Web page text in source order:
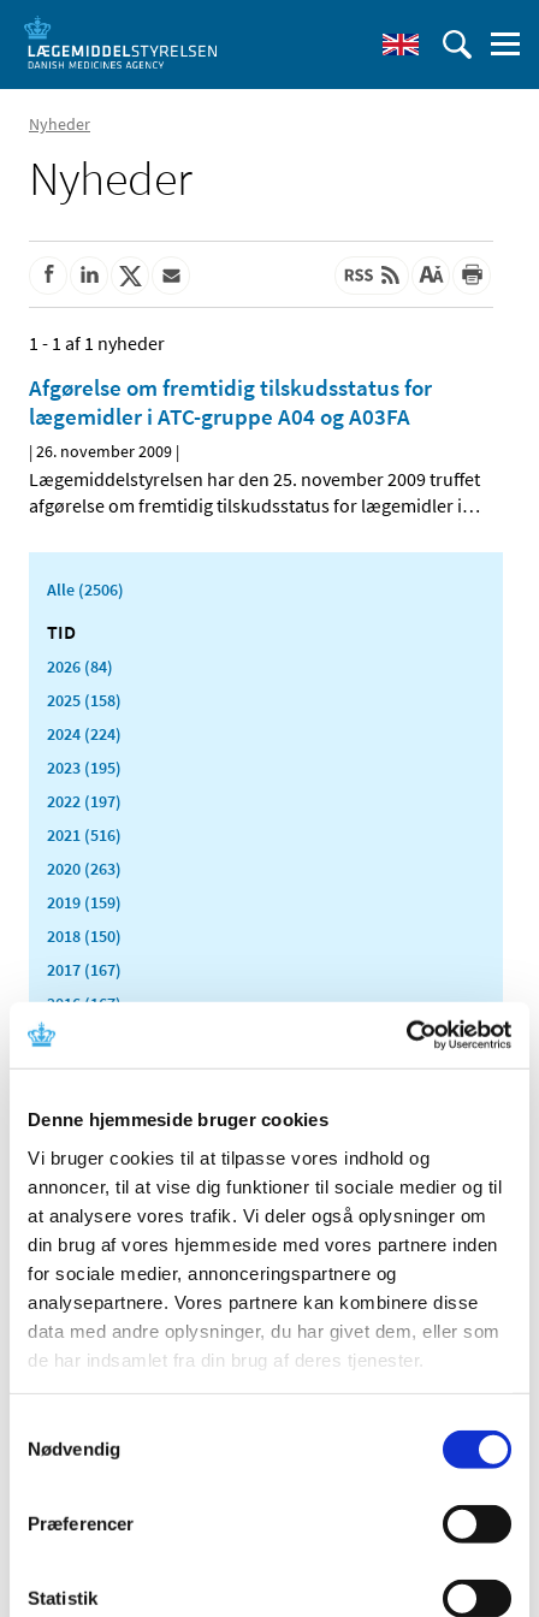
Denne hjemmeside bruger cookies
Vi bruger cookies til at tilpasse vores indhold og
annoncer, til at vise dig funktioner til sociale medier og til
at analysere vores trafik. Vi deler også oplysninger om
din brug af vores hjemmeside med vores partnere inden
for sociale medier, annonceringspartnere og
analysepartnere. Vores partnere kan kombinere disse
data med andre oplysninger, du har givet dem, eller som
de har indsamlet fra din brug af deres tjenester.
Nødvendig
Præferencer
Statistik
Nyheder
Nyheder
1 - 1 af 1 nyheder
Afgørelse om fremtidig tilskudsstatus for
lægemidler i ATC-gruppe A04 og A03FA
|26. november 2009 |
Lægemiddelstyrelsen har den 25. november 2009 truffet
afgørelse om fremtidig tilskudsstatus for lægemidler i…
Alle (2506)
TID
2026 (84)
2025 (158)
2024 (224)
2023 (195)
2022 (197)
2021 (516)
2020 (263)
2019 (159)
2018 (150)
2017 (167)
2016 (167)
2015 (33)
2014 (44)
2011 (13)
2010 (7)
2009 (14)
december (2)
november (1)
oktober (1)
september (2)
juli (1)
april (2)
2007 (3)
2005 (2)